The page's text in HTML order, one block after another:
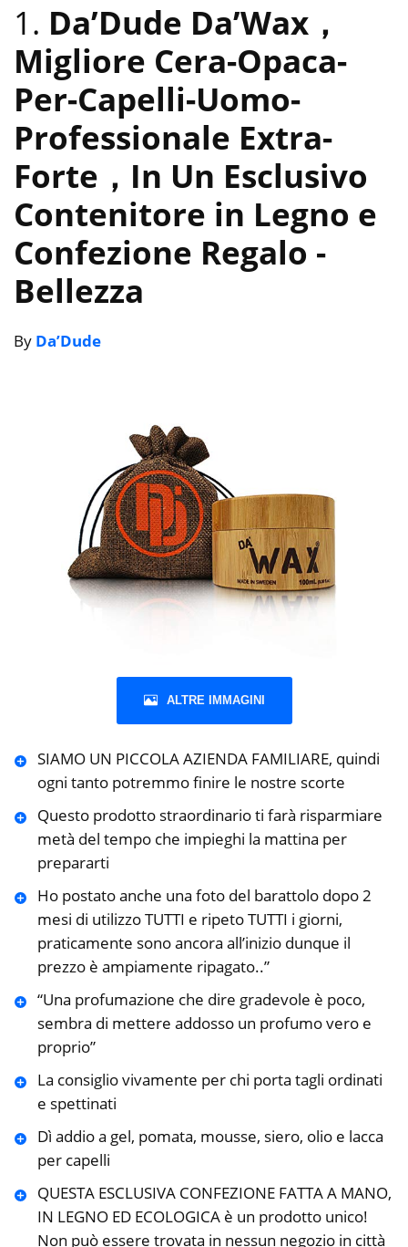
1. Da’Dude Da’Wax，
Migliore Cera-Opaca-
Per-Capelli-Uomo-
Professionale Extra-
Forte，In Un Esclusivo
Contenitore in Legno e
Confezione Regalo -
Bellezza
By Da’Dude
ALTRE IMMAGINI
SIAMO UN PICCOLA AZIENDA FAMILIARE, quindi
ogni tanto potremmo finire le nostre scorte
Questo prodotto straordinario ti farà risparmiare
metà del tempo che impieghi la mattina per
prepararti
Ho postato anche una foto del barattolo dopo 2
mesi di utilizzo TUTTI e ripeto TUTTI i giorni,
praticamente sono ancora all’inizio dunque il
prezzo è ampiamente ripagato..”
“Una profumazione che dire gradevole è poco,
sembra di mettere addosso un profumo vero e
proprio”
La consiglio vivamente per chi porta tagli ordinati
e spettinati
Dì addio a gel, pomata, mousse, siero, olio e lacca
per capelli
QUESTA ESCLUSIVA CONFEZIONE FATTA A MANO,
IN LEGNO ED ECOLOGICA è un prodotto unico!
Non può essere trovata in nessun negozio in città